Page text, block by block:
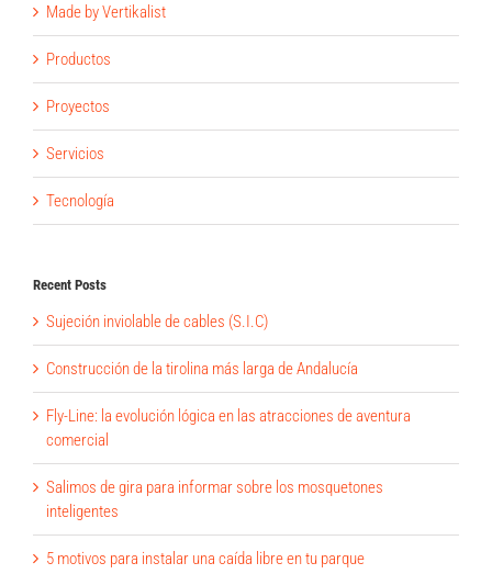
Made by Vertikalist
Productos
Proyectos
Servicios
Tecnología
Recent Posts
Sujeción inviolable de cables (S.I.C)
Construcción de la tirolina más larga de Andalucía
Fly-Line: la evolución lógica en las atracciones de aventura
comercial
Salimos de gira para informar sobre los mosquetones
inteligentes
5 motivos para instalar una caída libre en tu parque